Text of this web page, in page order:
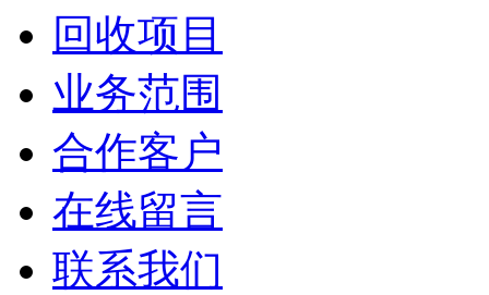
回收项目
业务范围
合作客户
在线留言
联系我们